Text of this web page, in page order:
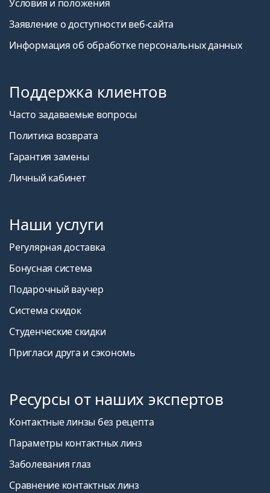
Условия и положения
Заявление о доступности веб-сайта
Информация об обработке персональных данных
Поддержка клиентов
Часто задаваемые вопросы
Политика возврата
Гарантия замены
Личный кабинет
Наши услуги
Регулярная доставка
Бонусная система
Подарочный ваучер
Система скидок
Студенческие скидки
Пригласи друга и сэкономь
Ресурсы от наших экспертов
Контактные линзы без рецепта
Параметры контактных линз
Заболевания глаз
Сравнение контактных линз